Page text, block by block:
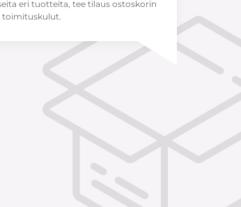
eri tuotteita, tee tilaus ostoskorin
toimituskulut.